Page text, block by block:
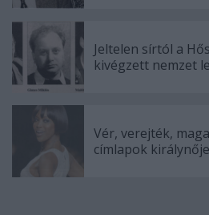
Jeltelen sírtól a
kivégzett nemzet
Vér, verejték,
címlapok királynője